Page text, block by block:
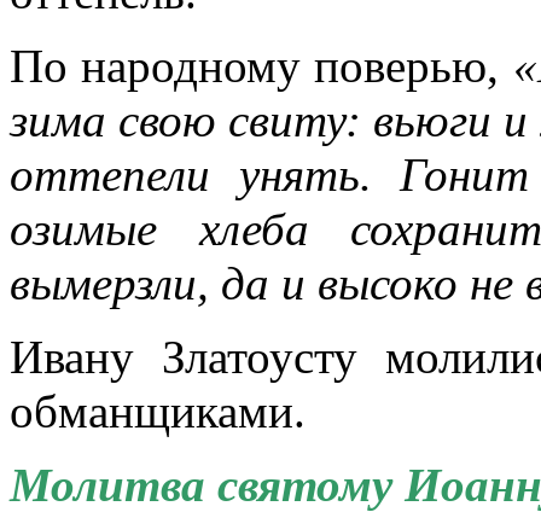
По народному поверью,
зима свою свиту: вьюги
оттепели унять.
озимые хлеба
вымерзли, да и высоко не
Ивану Златоусту
обманщиками.
Молитва святому